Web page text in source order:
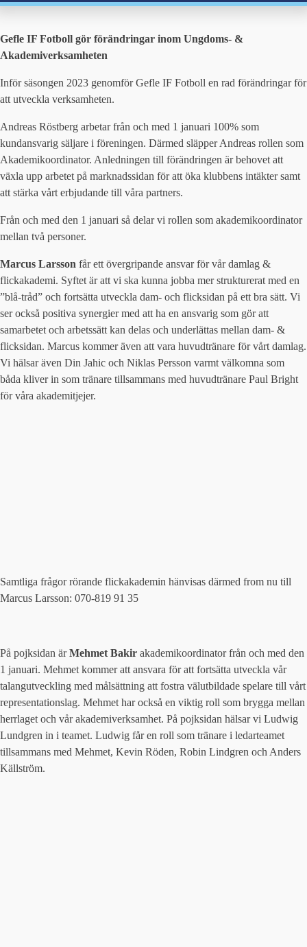
Gefle IF Fotboll gör förändringar inom Ungdoms- &
Akademiverksamheten
Inför säsongen 2023 genomför Gefle IF Fotboll en rad förändringar för
att utveckla verksamheten.
Andreas Röstberg arbetar från och med 1 januari 100% som
kundansvarig säljare i föreningen. Därmed släpper Andreas rollen som
Akademikoordinator. Anledningen till förändringen är behovet att
växla upp arbetet på marknadssidan för att öka klubbens intäkter samt
att stärka vårt erbjudande till våra partners.
Från och med den 1 januari så delar vi rollen som akademikoordinator
mellan två personer.
Marcus Larsson får ett övergripande ansvar för vår damlag &
flickakademi. Syftet är att vi ska kunna jobba mer strukturerat med en
”blå-tråd” och fortsätta utveckla dam- och flicksidan på ett bra sätt. Vi
ser också positiva synergier med att ha en ansvarig som gör att
samarbetet och arbetssätt kan delas och underlättas mellan dam- &
flicksidan. Marcus kommer även att vara huvudtränare för vårt damlag.
Vi hälsar även Din Jahic och Niklas Persson varmt välkomna som
båda kliver in som tränare tillsammans med huvudtränare Paul Bright
för våra akademitjejer.
Samtliga frågor rörande flickakademin hänvisas därmed from nu till
Marcus Larsson: 070-819 91 35
På pojksidan ärMehmet Bakir akademikoordinator från och med den
1 januari. Mehmet kommer att ansvara för att fortsätta utveckla vår
talangutveckling med målsättning att fostra välutbildade spelare till vårt
representationslag. Mehmet har också en viktig roll som brygga mellan
herrlaget och vår akademiverksamhet. På pojksidan hälsar vi Ludwig
Lundgren in i teamet. Ludwig får en roll som tränare i ledarteamet
tillsammans med Mehmet, Kevin Röden, Robin Lindgren och Anders
Källström.